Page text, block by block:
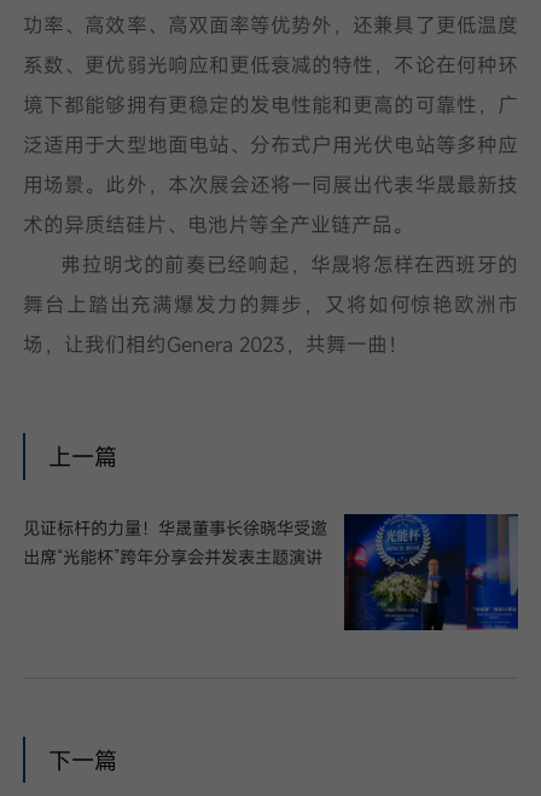
功率、高效率、高双面率等优势外，还兼具了更低温度
系数、更优弱光响应和更低衰减的特性，不论在何种环
境下都能够拥有更稳定的发电性能和更高的可靠性，广
泛适用于大型地面电站、分布式户用光伏电站等多种应
用场景。此外，本次展会还将一同展出代表华晟最新技
术的异质结硅片、电池片等全产业链产品。
弗拉明戈的前奏已经响起，华晟将怎样在西班牙的
舞台上踏出充满爆发力的舞步，又将如何惊艳欧洲市
场，让我们相约Genera 2023，共舞一曲！
上一篇
见证标杆的力量！华晟董事长徐晓华受邀
出席“光能杯”跨年分享会并发表主题演讲
下一篇